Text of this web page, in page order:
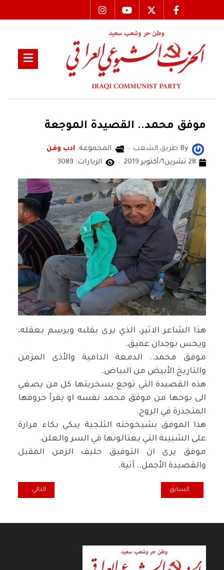
موفق محمد.. القصيدة الموجعة
By طريق الشعب المجموعة: ادب وفن
28 تشرين1/أكتوير 2019
الزيارات: 3089
هذا الشاعر الاثير، الذي يرى بقلبه ويرسم بعقله،
ويحس بوجدان عميق.
موفق محمد.. الدمعة الدامية والأذى المزمن
والتاريخ الأبيض من البياض.
هذه القصيدة التي توجع بسخريتها كل من يصغي
الى بوحها من موفق محمد نفسه او يقرأ حروفها
المتجذرة في الروح.
هذا الموفق بشيخوخته الثلجية يبكي بكاء مرارة
على الشبيبة التي يغتالونها في السر والعلن.
موفق يرى ان التوفيق حليف الزمن المقبل
والقصيدة الأجمل.. آتية.
المقال السابق: مقهى الثقافة... الساحة والقلعة
السابق المقال التالي:
التالي